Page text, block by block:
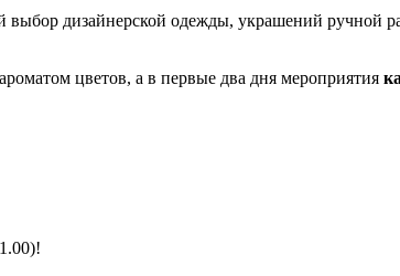
дизайнерской одежды, украшений ручной
цветов, а в первые два дня мероприятия